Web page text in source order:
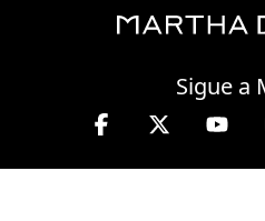
Sigue a
de 10 a 13 hrs.